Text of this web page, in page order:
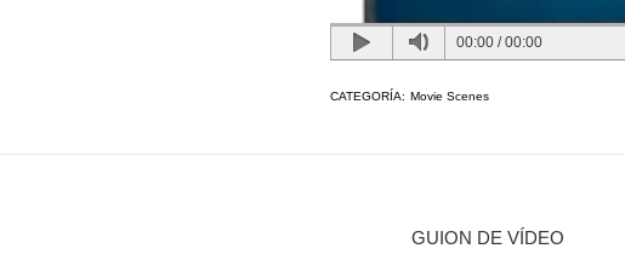
00:00 /00:00
CATEGORÍA: Movie Scenes
GUION DE VÍDEO